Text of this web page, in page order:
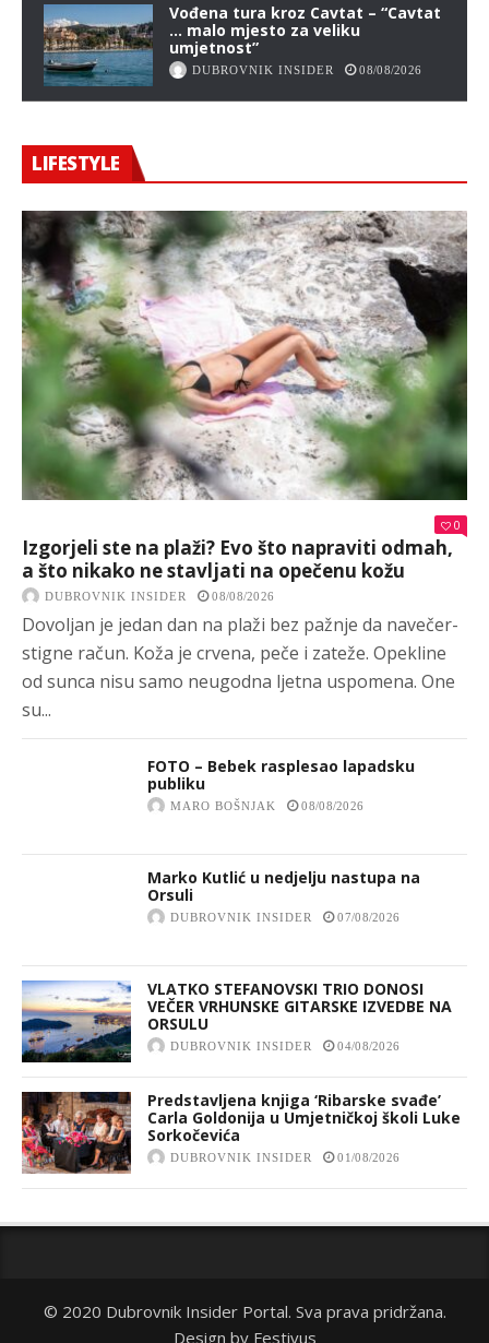
Vođena tura kroz Cavtat – “Cavtat
… malo mjesto za veliku
umjetnost”
DUBROVNIK INSIDER 08/08/2026
LIFESTYLE
0
Izgorjeli ste na plaži? Evo što napraviti odmah,
a što nikako ne stavljati na opečenu kožu
DUBROVNIK INSIDER 08/08/2026
Dovoljan je jedan dan na plaži bez pažnje da navečer-
stigne račun. Koža je crvena, peče i zateže. Opekline
od sunca nisu samo neugodna ljetna uspomena. One
su...
FOTO – Bebek rasplesao lapadsku
publiku
MARO BOŠNJAK 08/08/2026
Marko Kutlić u nedjelju nastupa na
Orsuli
DUBROVNIK INSIDER 07/08/2026
VLATKO STEFANOVSKI TRIO DONOSI
VEČER VRHUNSKE GITARSKE IZVEDBE NA
ORSULU
DUBROVNIK INSIDER 04/08/2026
Predstavljena knjiga ‘Ribarske svađe’
Carla Goldonija u Umjetničkoj školi Luke
Sorkočevića
DUBROVNIK INSIDER 01/08/2026
© 2020 Dubrovnik Insider Portal. Sva prava pridržana.
Design by Festivus